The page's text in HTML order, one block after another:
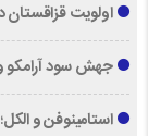
اولویت
جهش سود آرامکو
استامینوفن و